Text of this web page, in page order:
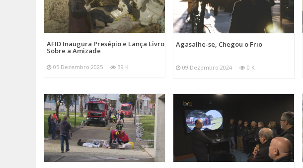
AFID Inaugura Presépio e Lança Livro
Sobre a Amizade
05 Dezembro 2025 39 K
Agasalhe-se, Chegou o Frio
09 Dezembro 2024 0 K